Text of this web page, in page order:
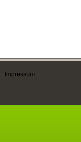
Impressum